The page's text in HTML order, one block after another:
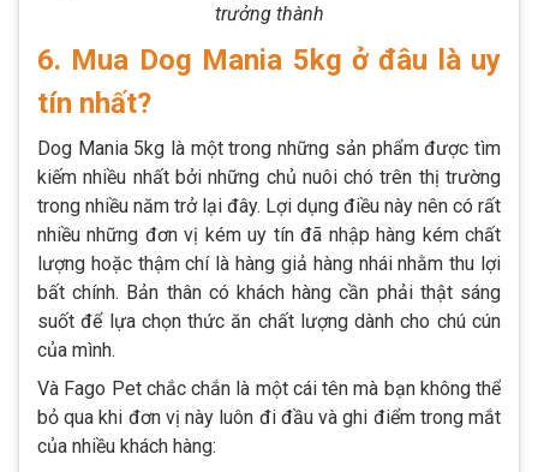
trưởng thành
6. Mua Dog Mania 5kg ở đâu là uy
tín nhất?
Dog Mania 5kg là một trong những sản phẩm được tìm
kiếm nhiều nhất bởi những chủ nuôi chó trên thị trường
trong nhiều năm trở lại đây. Lợi dụng điều này nên có rất
nhiều những đơn vị kém uy tín đã nhập hàng kém chất
lượng hoặc thậm chí là hàng giả hàng nhái nhằm thu lợi
bất chính. Bản thân có khách hàng cần phải thật sáng
suốt để lựa chọn thức ăn chất lượng dành cho chú cún
của mình.
Và Fago Pet chắc chắn là một cái tên mà bạn không thể
bỏ qua khi đơn vị này luôn đi đầu và ghi điểm trong mắt
của nhiều khách hàng: